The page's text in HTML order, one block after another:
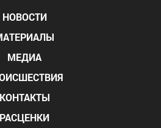
НОВОСТИ
МЕДИА
КОНТАКТЫ
РАСЦЕНКИ